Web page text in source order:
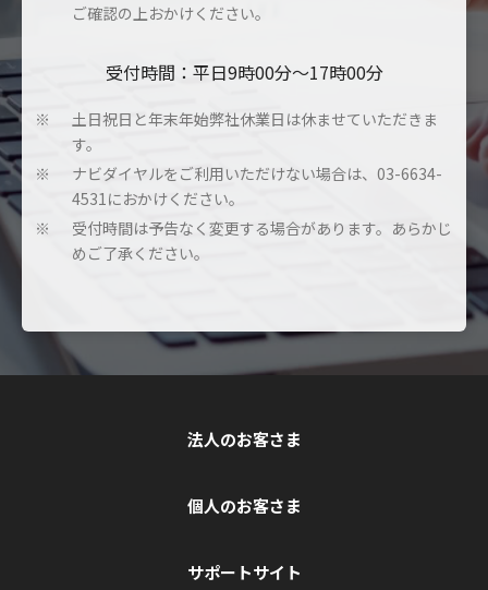
ご確認の上おかけください。
受付時間：平日9時00分～17時00分
※
土日祝日と年末年始弊社休業日は休ませていただきま
す。
※
ナビダイヤルをご利用いただけない場合は、03-6634-
4531におかけください。
※
受付時間は予告なく変更する場合があります。あらかじ
めご了承ください。
法人のお客さま
個人のお客さま
サポートサイト